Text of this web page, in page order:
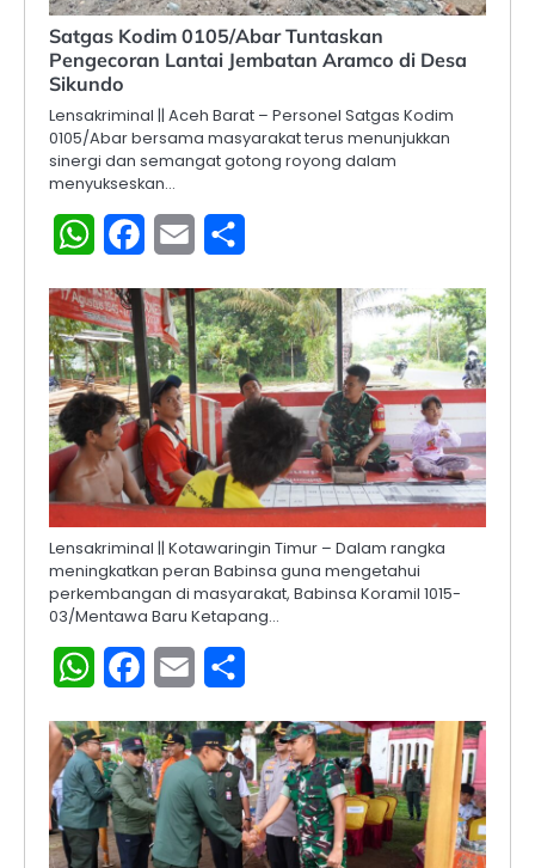
Satgas Kodim 0105/Abar Tuntaskan
Pengecoran Lantai Jembatan Aramco di Desa
Sikundo
Lensakriminal || Aceh Barat – Personel Satgas Kodim
0105/Abar bersama masyarakat terus menunjukkan
sinergi dan semangat gotong royong dalam
menyukseskan…
WhatsAppFacebook
Email
Lensakriminal || Kotawaringin Timur – Dalam rangka
meningkatkan peran Babinsa guna mengetahui
perkembangan di masyarakat, Babinsa Koramil 1015-
03/Mentawa Baru Ketapang…
WhatsAppFacebook
Email